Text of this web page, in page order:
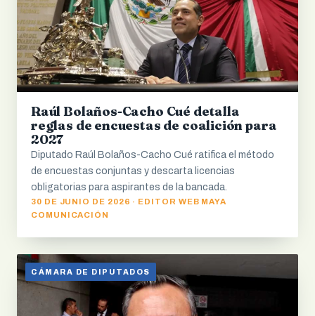
Raúl Bolaños-Cacho Cué detalla
reglas de encuestas de coalición para
2027
Diputado Raúl Bolaños-Cacho Cué ratifica el método
de encuestas conjuntas y descarta licencias
obligatorias para aspirantes de la bancada.
30 DE JUNIO DE 2026 · EDITOR WEB MAYA
COMUNICACIÓN
CÁMARA DE DIPUTADOS